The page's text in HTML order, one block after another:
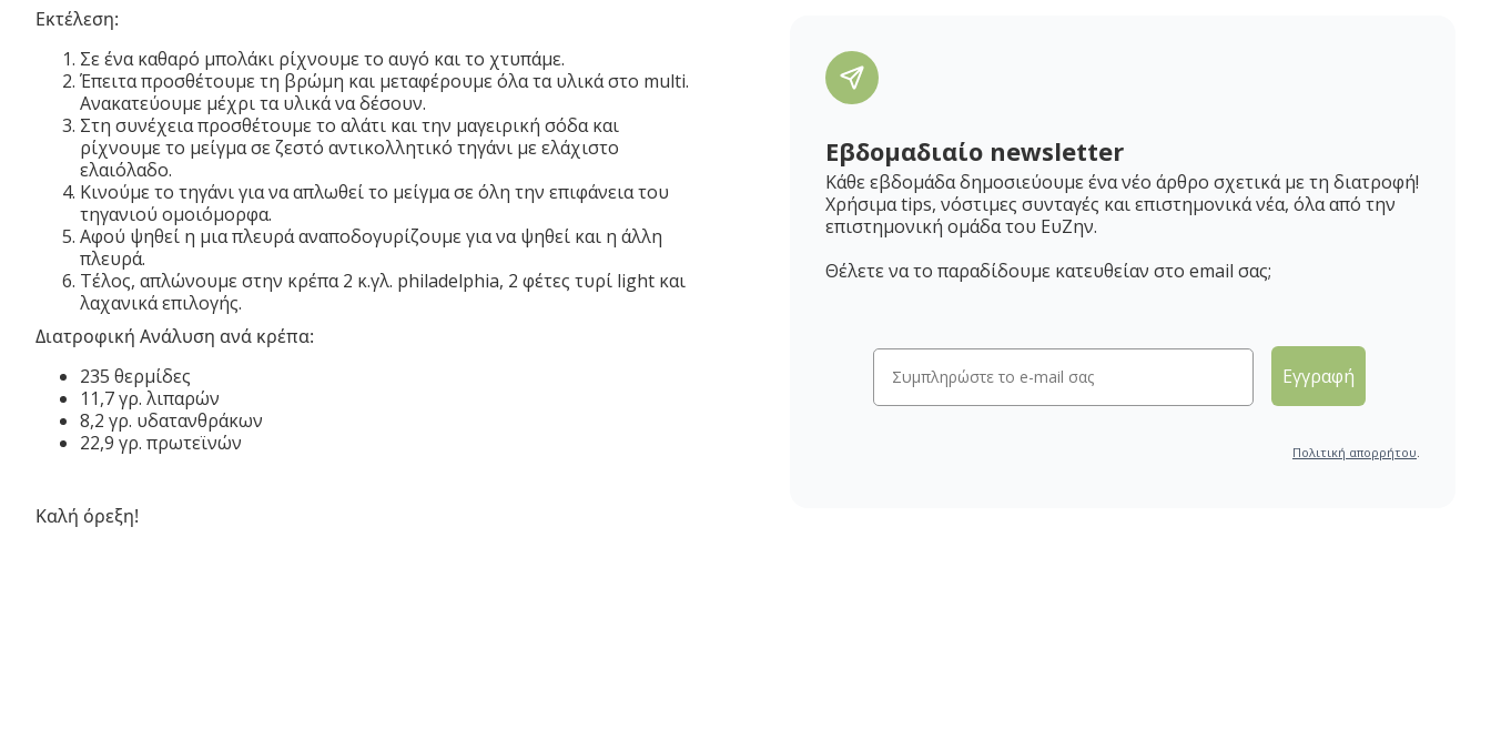
Εκτέλεση:
Σε ένα καθαρό μπολάκι ρίχνουμε το αυγό και το χτυπάμε.
Έπειτα προσθέτουμε τη βρώμη και μεταφέρουμε όλα τα υλικά στο multi.
Ανακατεύουμε μέχρι τα υλικά να δέσουν.
Στη συνέχεια προσθέτουμε το αλάτι και την μαγειρική σόδα και
ρίχνουμε το μείγμα σε ζεστό αντικολλητικό τηγάνι με ελάχιστο
ελαιόλαδο.
Κινούμε το τηγάνι για να απλωθεί το μείγμα σε όλη την επιφάνεια του
τηγανιού ομοιόμορφα.
Αφού ψηθεί η μια πλευρά αναποδογυρίζουμε για να ψηθεί και η άλλη
πλευρά.
Τέλος, απλώνουμε στην κρέπα 2 κ.γλ. philadelphia, 2 φέτες τυρί light και
λαχανικά επιλογής.
Διατροφική Ανάλυση ανά κρέπα:
235 θερμίδες
11,7 γρ. λιπαρών
8,2 γρ. υδατανθράκων
22,9 γρ. πρωτεϊνών
Καλή όρεξη!
Εβδομαδιαίο newsletter
Κάθε εβδομάδα δημοσιεύουμε ένα νέο άρθρο σχετικά με τη διατροφή!
Χρήσιμα tips, νόστιμες συνταγές και επιστημονικά νέα, όλα από την
επιστημονική ομάδα του ΕυΖην.
Θέλετε να το παραδίδουμε κατευθείαν στο email σας;
Εγγραφή
Πολιτική απορρήτου.